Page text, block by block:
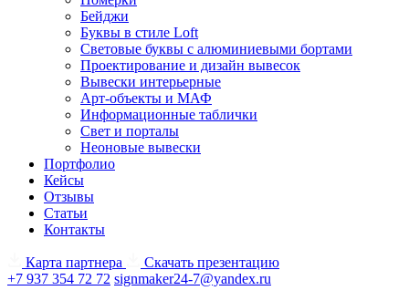
Бейджи
Буквы в стиле Loft
Световые буквы с алюминиевыми бортами
Проектирование и дизайн вывесок
Вывески интерьерные
Арт-объекты и МАФ
Информационные таблички
Свет и порталы
Неоновые вывески
Портфолио
Кейсы
Отзывы
Статьи
Контакты
Карта партнера
Скачать презентацию
+7 937 354 72 72 signmaker24-7@yandex.ru